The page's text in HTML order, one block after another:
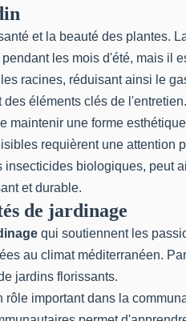
et la beauté des plantes.
les mois d'été, mais il
racines, réduisant ainsi le
éléments clés de
maintenir une forme
requièrent une
biologiques,
et durable.
de jardinage
qui soutiennent les
au climat méditerranéen.
jardins florissants.
rôle important dans la